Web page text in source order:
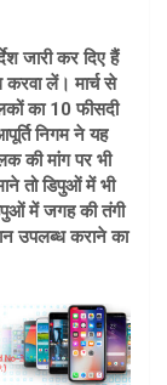
जारी कर दिए हैं
लें। मार्च से
का 10 फीसदी
निगम ने यह
की मांग पर भी
तो डिपुओं में भी
में जगह की तंगी
उपलब्ध कराने का